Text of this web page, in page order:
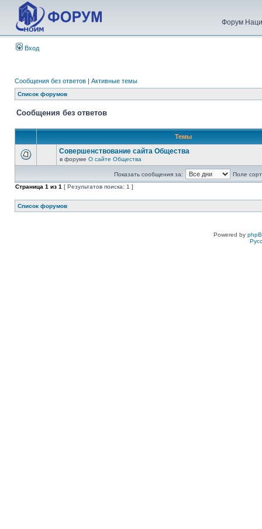
Форум
Вход
Сообщения без ответов | Активные темы
Список форумов
Сообщения без ответов
Темы
Совершенствование сайта Общества
в форуме О сайте Общества
Показать сообщения за:
Поле
Страница 1 из 1 [ Результатов поиска: 1 ]
Список форумов
Powered by